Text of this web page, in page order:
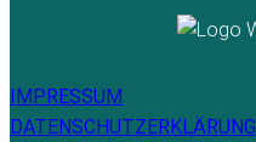
IMPRESSUM
DATENSCHUTZERKLÄRUNG